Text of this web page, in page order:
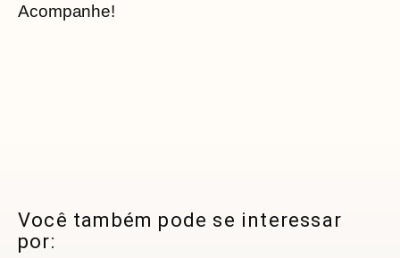
Acompanhe!
Você também pode se interessar
por: